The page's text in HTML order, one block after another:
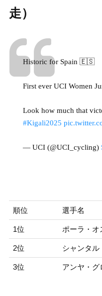
走）
Historic for Spain 🇪🇸
First ever UCI Women
Look how much that
#Kigali2025
— UCI (@UCI_cycling)
順位 選手名
1位 ポーラ・オ
2位 シャンタル
3位 アンヤ・グ